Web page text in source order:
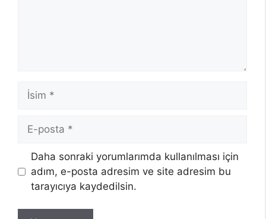
İsim
posta
Daha sonraki yorumlarımda kullanılması için
adım, e-posta adresim ve site adresim bu
tarayıcıya kaydedilsin.